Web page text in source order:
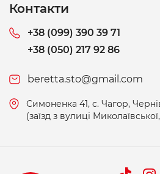
Контакти
+38 (099) 390 39 71
+38 (050) 217 92 86
beretta.sto@gmail.com
Симоненка 41, c. Чагор,
(заїзд з вулиці